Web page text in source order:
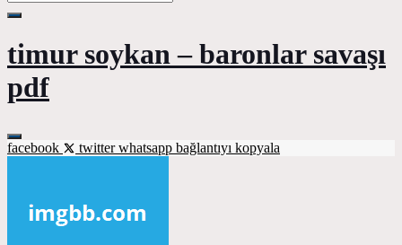
timur soykan – baronlar savaşı
pdf
facebook twitterwhatsapp bağlantıyı kopyala